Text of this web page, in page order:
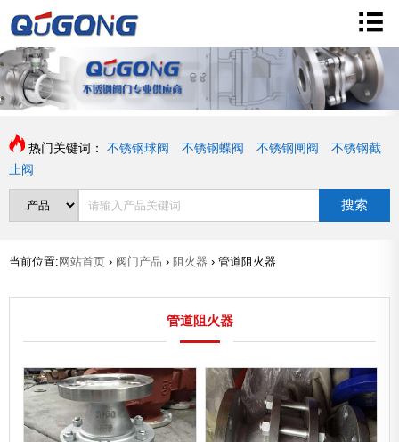
热门关键词： 不锈钢球阀 不锈钢蝶阀 不锈钢闸阀
不锈钢截
止阀
搜索
当前位置: 网站首页 › 阀门产品 › 阻火器 › 管道阻火器
管道阻火器